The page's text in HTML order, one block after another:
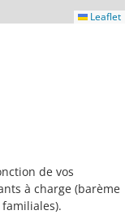
Leaflet
de vos
à charge (barème